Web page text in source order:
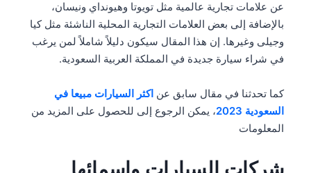
عن علامات تجارية عالمية مثل تويوتا وهيونداي ونيسان،
بالإضافة إلى بعض العلامات التجارية المحلية الناشئة مثل كيا
وجيلى وغيرها. إن هذا المقال سيكون دليلاً شاملاً لمن يرغب
في شراء سيارة جديدة في المملكة العربية السعودية.
كما تحدثنا في مقال سابق عن اكثر السيارات مبيعا في
السعودية 2023
، يمكن الرجوع إلى للحصول على المزيد من
المعلومات